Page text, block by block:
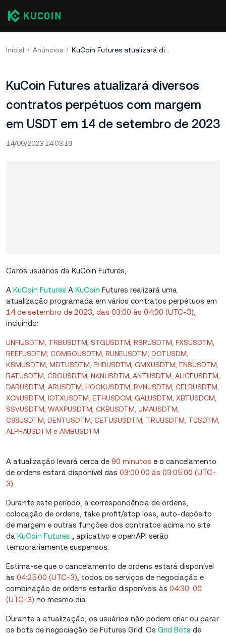
Inicial Anúncios KuCoin Futures atualizará diversos contratos perpétuos com margem em USDT em 14 de setembro de 2023
KuCoin Futures atualizará diversos
contratos perpétuos com margem
em USDT em 14 de setembro de 2023
14/09/2023 14:03:19
Caros usuários da KuCoin Futures,
A KuCoin Futures A KuCoin Futures realizará uma
atualização programada em vários contratos perpétuos em
14 de setembro de 2023, das 03:00 às 04:30 (UTC-3),
incluindo:
UNFIUSDTM, TRBUSDTM, STGUSDTM, RSRUSDTM, FXSUSDTM,
REEFUSDTM, COMBOUSDTM, RUNEUSDTM, DOTUSDM,
KSMUSDTM, MDTUSDTM, PHBUSDTM, GMXUSDTM, ENSUSDTM,
BATUSDTM, CROUSDTM, NKNUSDTM, ANTUSDTM, ALICEUSDTM,
DARUSDTM, ARUSDTM, HOOKUSDTM, RVNUSDTM, CELRUSDTM,
XCNUSDTM, IOTXUSDTM, ETHUSDCM, GALUSDTM, XBTUSDCM,
SSVUSDTM, WAXPUSDTM, CKBUSDTM, UMAUSDTM,
C98USDTM, DENTUSDTM, CETUSUSDTM, TRUUSDTM, TUSDTM,
ALPHAUSDTM e AMBUSDTM
A atualização levará cerca de 90 minutos e o cancelamento
de ordens estará disponível das 03:00:00 às 03:05:00 (UTC-
3)
Durante este período, a correspondência de ordens,
colocação de ordens, take profit/stop loss, auto-depósito
de margem e outras funções dos contratos acima no site
da KuCoin Futures
, aplicativo e openAPI serão
temporariamente suspensos.
Estima-se que o cancelamento de ordens estará disponível
às 04:25:00 (UTC-3) , todos os serviços de negociação e
combinação de ordens estarão disponíveis às 04:30: 00
(UTC-3) no mesmo dia.
Durante a atualização, os usuários não podem criar ou parar
os bots de negociação de Futures Grid. Os Grid Bots de